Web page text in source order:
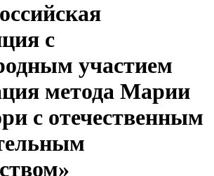
с
участием
метода Марии
с отечественным